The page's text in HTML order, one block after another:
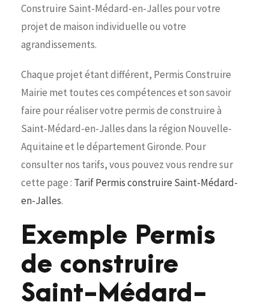
Construire Saint-Médard-en-Jalles pour votre
projet de maison individuelle ou votre
agrandissements.
Chaque projet étant différent, Permis Construire
Mairie met toutes ces compétences et son savoir
faire pour réaliser votre permis de construire à
Saint-Médard-en-Jalles dans la région Nouvelle-
Aquitaine et le département Gironde. Pour
consulter nos tarifs, vous pouvez vous rendre sur
cette page : Tarif Permis construire Saint-Médard-
en-Jalles.
Exemple Permis
de construire
Saint-Médard-